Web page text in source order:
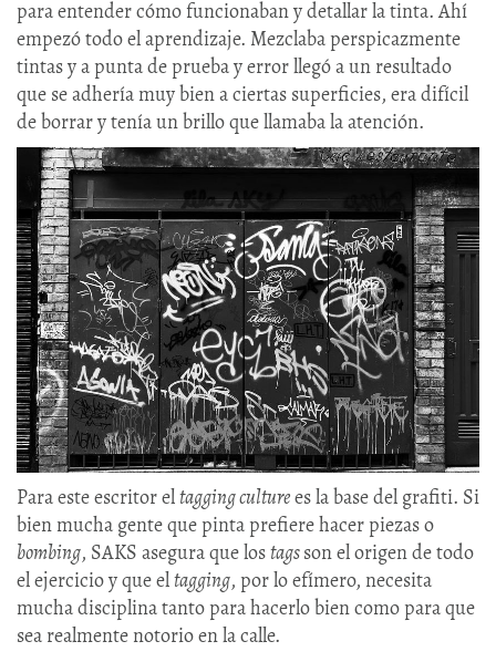
para entender cómo funcionaban y detallar la tinta. Ahí
empezó todo el aprendizaje. Mezclaba perspicazmente
tintas y a punta de prueba y error llegó a un resultado
que se adhería muy bien a ciertas superficies, era difícil
de borrar y tenía un brillo que llamaba la atención.
Para este escritor eltagging culturees la base del grafiti. Si
bien mucha gente que pinta prefiere hacer piezas o
bombing, SAKS asegura que lostagsson el origen de todo
el ejercicio y que eltagging, por lo efímero, necesita
mucha disciplina tanto para hacerlo bien como para que
sea realmente notorio en la calle.